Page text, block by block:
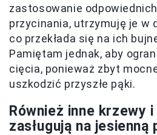
zastosowanie
przycinania, utrzymuję je w
co przekłada się na ich
Pamiętam jednak, aby
cięcia, ponieważ zbyt
uszkodzić przyszłe pąki.
Również inne krzewy
zasługują na jesienną